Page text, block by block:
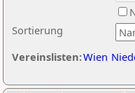
Sortierung
Vereinslisten:Wien